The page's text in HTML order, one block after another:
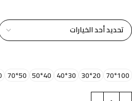
100*70
20*30
30*40
40*50
50*70